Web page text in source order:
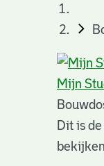
Mijn
Dit is